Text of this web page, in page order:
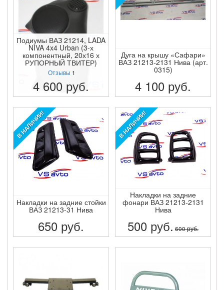
Подиумы ВАЗ 21214, LADA
NIVA 4x4 Urban (3-х
компонентный, 20х16 х
РУПОРНЫЙ ТВИТЕР)
Отзывы 1
4 600 руб.
ПОДРОБНЕЕ
Дуга на крышу «Сафари»
ВАЗ 21213-2131 Нива (арт.
0315)
4 100 руб.
ПОДРОБНЕЕ
В НАЛИЧИИ!
Накладки на задние стойки
ВАЗ 21213-31 Нива
650 руб.
ПОДРОБНЕЕ
В НАЛИЧИИ!
Накладки на задние
фонари ВАЗ 21213-2131
Нива
500 руб. 600руб.
ПОДРОБНЕЕ